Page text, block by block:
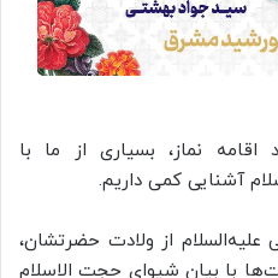
نماز، بسیاری از ما با
آشنایی کمی داریم.
از ولادت حضرتشان،
با بیان شیوای حجت الاسلام